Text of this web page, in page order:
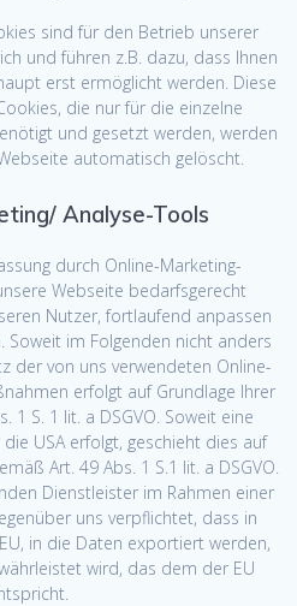
sind für den Betrieb unserer
und führen z.B. dazu, dass Ihnen
erst ermöglicht werden. Diese
die nur für die einzelne
und gesetzt werden, werden
automatisch gelöscht.
Analyse-Tools
durch Online-Marketing-
Webseite bedarfsgerecht
Nutzer, fortlaufend anpassen
im Folgenden nicht anders
der von uns verwendeten Online-
erfolgt auf Grundlage Ihrer
1 S. 1 lit. a DSGVO. Soweit eine
USA erfolgt, geschieht dies auf
Art. 49 Abs. 1 S.1 lit. a DSGVO.
Dienstleister im Rahmen einer
uns verpflichtet, dass in
in die Daten exportiert werden,
wird, das dem der EU